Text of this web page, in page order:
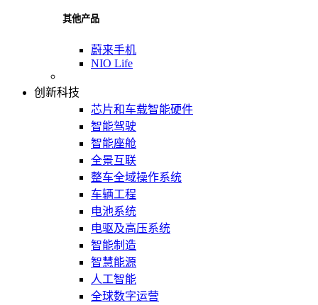
其他产品
蔚来手机
NIO Life
创新科技
芯片和车载智能硬件
智能驾驶
智能座舱
全景互联
整车全域操作系统
车辆工程
电池系统
电驱及高压系统
智能制造
智慧能源
人工智能
全球数字运营